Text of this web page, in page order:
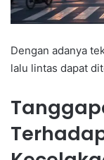
Dengan adanya
lalu lintas dapat